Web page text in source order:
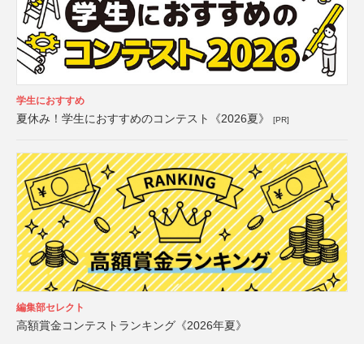
学生におすすめ
夏休み！学生におすすめのコンテスト《2026夏》 [PR]
編集部セレクト
高額賞金コンテストランキング《2026年夏》